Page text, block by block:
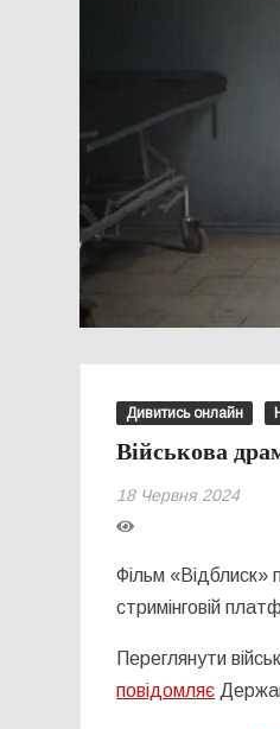
Дивитись онлайн
Військова
18 Червня 2024
Фільм «Відблиск»
стримінговій
Переглянути
повідомляє